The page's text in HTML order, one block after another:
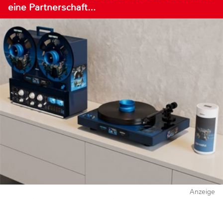
eine Partnerschaft…
Anzeige